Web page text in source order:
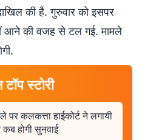
की है. गुरुवार को इसपर
आने की वजह से टल गई. मामले
स्टोरी
पर कलकत्ता हाईकोर्ट ने लगायी
होगी सुनवाई